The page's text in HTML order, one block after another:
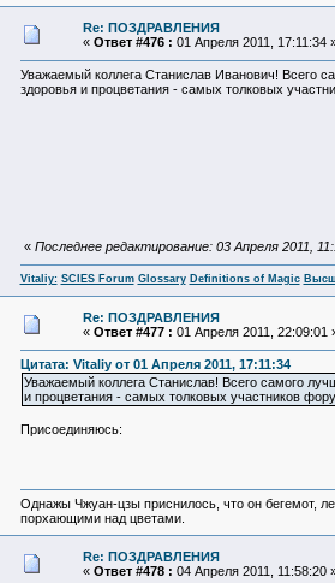
Re: ПОЗДРАВЛЕНИЯ
« Ответ #476 : 01 Апреля 2011, 17:11:34
Уважаемый коллега Станислав Иванович! Всего
здоровья и процветания - самых толковых
« Последнее редактирование: 03 Апреля 2011,
Vitaliy: SCIES Forum Glossary Definitions of Magic
Re: ПОЗДРАВЛЕНИЯ
« Ответ #477 : 01 Апреля 2011, 22:09:01
Цитата: Vitaliy от 01 Апреля 2011, 17:11:34
Уважаемый коллега Станислав! Всего самого
и процветания - самых толковых участников
Присоединяюсь:
Однажы Чжуан-цзы приснилось, что он бегемот,
порхающими над цветами.
Re: ПОЗДРАВЛЕНИЯ
« Ответ #478 : 04 Апреля 2011, 11:58:20